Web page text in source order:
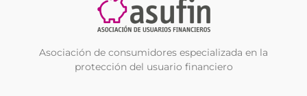
Asociación de consumidores especializada en la
protección del usuario financiero